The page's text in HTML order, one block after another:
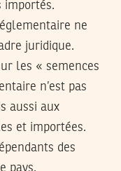
importés.
ne
juridique.
les « semences
n’est pas
aussi aux
et importées.
des
pays.